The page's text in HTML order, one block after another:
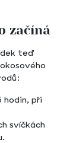
začíná
teď
hodin, při
svíčkách